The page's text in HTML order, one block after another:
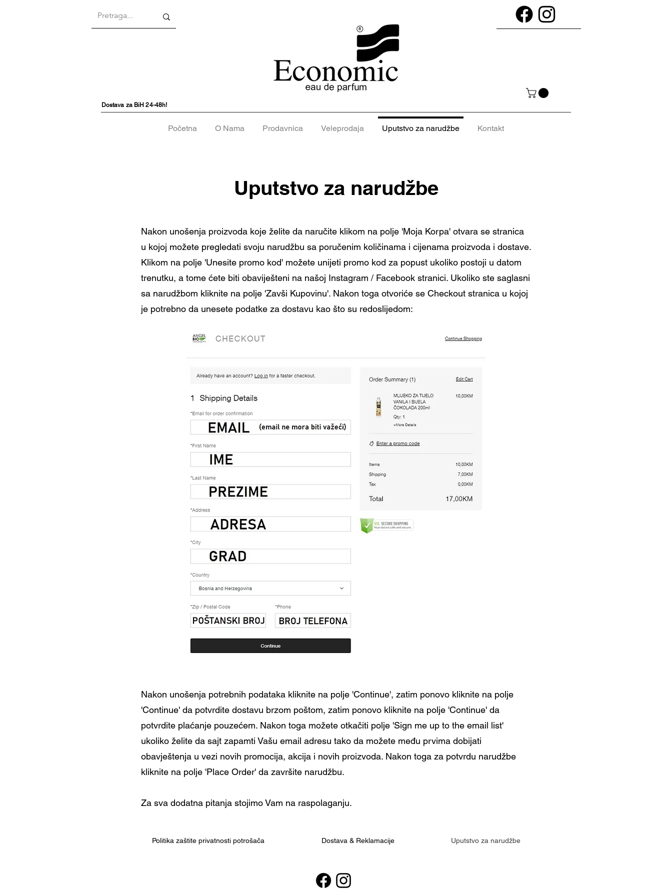
Dostava za BiH 24-48h!
Početna O Nama Prodavnica Veleprodaja Uputstvo za narudžbe Kontakt
Uputstvo za narudžbe
Nakon unošenja proizvoda koje želite da naručite klikom na polje 'Moja Korpa' otvara se stranica
u kojoj možete pregledati svoju narudžbu sa poručenim količinama i cijenama proizvoda i dostave.
Klikom na polje 'Unesite promo kod' možete unijeti promo kod za popust ukoliko postoji u datom
trenutku, a tome ćete biti obaviješteni na našoj Instagram / Facebook stranici. Ukoliko ste saglasni
sa narudžbom kliknite na polje 'Zavši Kupovinu'. Nakon toga otvoriće se Checkout stranica u kojoj
je potrebno da unesete podatke za dostavu kao što su redoslijedom:
Nakon unošenja potrebnih podataka kliknite na polje 'Continue', zatim ponovo kliknite na polje
'Continue' da potvrdite dostavu brzom poštom, zatim ponovo kliknite na polje 'Continue' da
potvrdite plaćanje pouzećem. Nakon toga možete otkačiti polje 'Sign me up to the email list'
ukoliko želite da sajt zapamti Vašu email adresu tako da možete među prvima dobijati
obavještenja u vezi novih promocija, akcija i novih proizvoda. Nakon toga za potvrdu narudžbe
kliknite na polje 'Place Order' da završite narudžbu.
Za sva dodatna pitanja stojimo Vam na raspolaganju.
Politika zaštite privatnosti potrošača Dostava & Reklamacije Uputstvo za narudžbe